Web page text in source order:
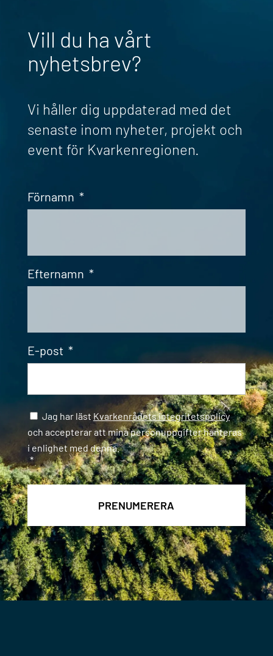
Vill du ha vårt
nyhetsbrev?
Vi håller dig uppdaterad med det
senaste inom nyheter, projekt och
event för Kvarkenregionen.
Förnamn *
Efternamn *
E-post *
Samtycke *
Jag har läst Kvarkenrådets integritetspolicy
och accepterar att mina personuppgifter hanteras
i enlighet med denna.
*